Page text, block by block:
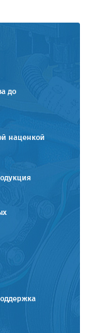
до
наценкой